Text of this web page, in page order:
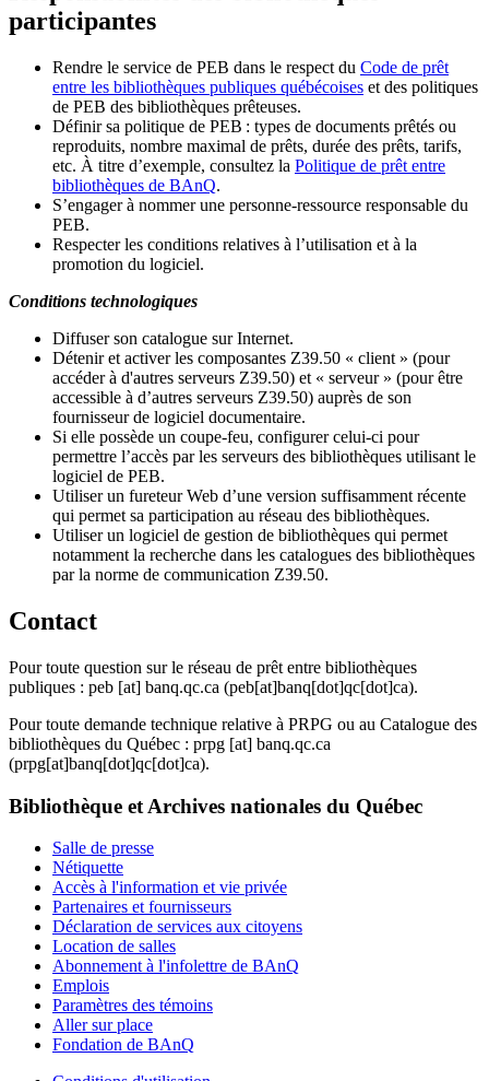
participantes
Rendre le service de PEB dans le respect du Code de prêt
entre les bibliothèques publiques québécoises et des politiques
de PEB des bibliothèques prêteuses.
Définir sa politique de PEB : types de documents prêtés ou
reproduits, nombre maximal de prêts, durée des prêts, tarifs,
etc. À titre d’exemple, consultez la Politique de prêt entre
bibliothèques de BAnQ.
S’engager à nommer une personne-ressource responsable du
PEB.
Respecter les conditions relatives à l’utilisation et à la
promotion du logiciel.
Conditions technologiques
Diffuser son catalogue sur Internet.
Détenir et activer les composantes Z39.50 « client » (pour
accéder à d'autres serveurs Z39.50) et « serveur » (pour être
accessible à d’autres serveurs Z39.50) auprès de son
fournisseur de logiciel documentaire.
Si elle possède un coupe-feu, configurer celui-ci pour
permettre l’accès par les serveurs des bibliothèques utilisant le
logiciel de PEB.
Utiliser un fureteur Web d’une version suffisamment récente
qui permet sa participation au réseau des bibliothèques.
Utiliser un logiciel de gestion de bibliothèques qui permet
notamment la recherche dans les catalogues des bibliothèques
par la norme de communication Z39.50.
Contact
Pour toute question sur le réseau de prêt entre bibliothèques
publiques : peb [at] banq.qc.ca (peb[at]banq[dot]qc[dot]ca).
Pour toute demande technique relative à PRPG ou au Catalogue des
bibliothèques du Québec : prpg [at] banq.qc.ca
(prpg[at]banq[dot]qc[dot]ca).
Bibliothèque et Archives nationales du Québec
Salle de presse
Nétiquette
Accès à l'information et vie privée
Partenaires et fournisseurs
Déclaration de services aux citoyens
Location de salles
Abonnement à l'infolettre de BAnQ
Emplois
Paramètres des témoins
Aller sur place
Fondation de BAnQ